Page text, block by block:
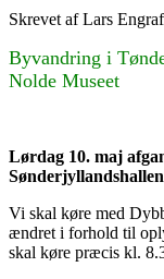
Skrevet af Lars
Byvandring i
Nolde Museet
Lørdag 10. maj
Vi skal køre med
ændret i forhold til
skal køre præcis kl.